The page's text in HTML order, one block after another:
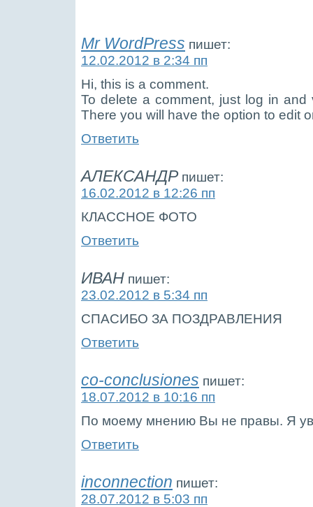
Mr WordPress пишет:
12.02.2012 в 2:34 пп
Hi, this is a comment.
To delete a comment, just log in
There you will have the option to edit
Ответить
АЛЕКСАНДР пишет:
16.02.2012 в 12:26 пп
КЛАССНОЕ ФОТО
Ответить
ИВАН пишет:
23.02.2012 в 5:34 пп
СПАСИБО ЗА ПОЗДРАВЛЕНИЯ
Ответить
co-conclusiones пишет:
18.07.2012 в 10:16 пп
По моему мнению Вы не правы. Я
Ответить
inconnection пишет:
28.07.2012 в 5:03 пп